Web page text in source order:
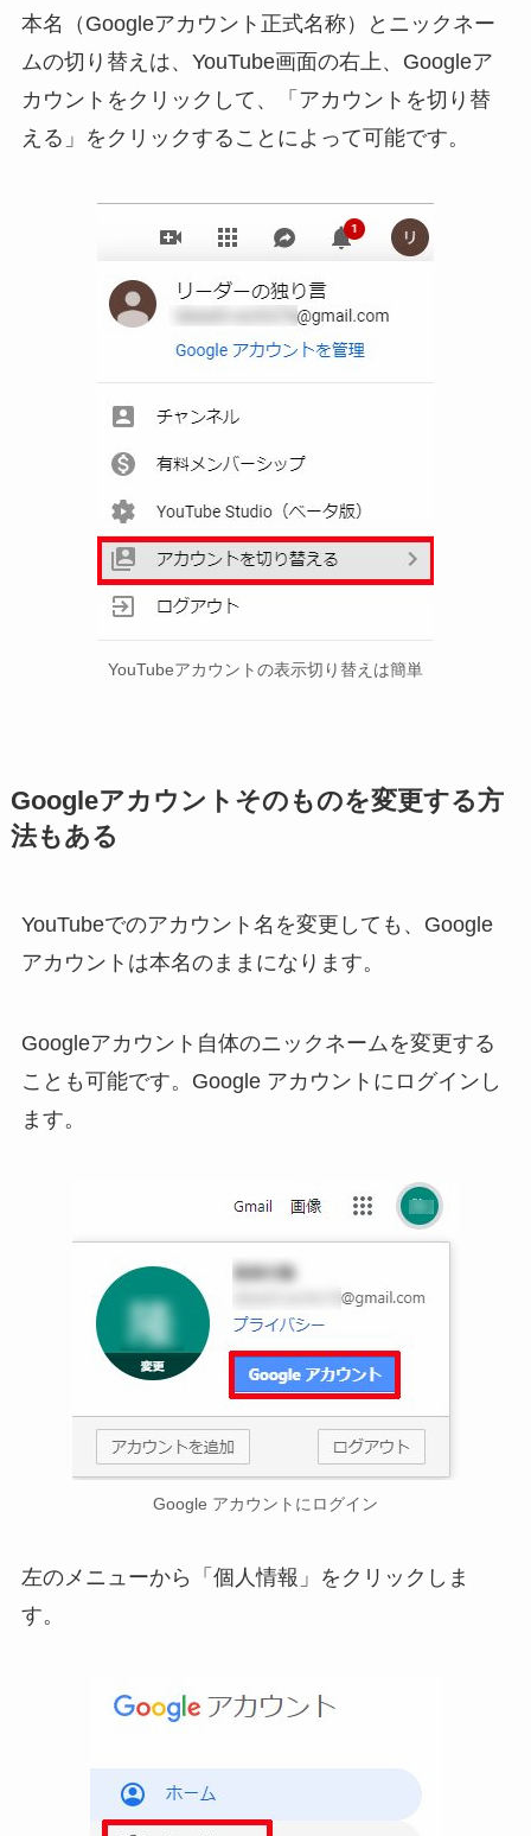
本名（Googleアカウント正式名称）とニックネー
ムの切り替えは、YouTube画面の右上、Googleア
カウントをクリックして、「アカウントを切り替
える」をクリックすることによって可能です。
YouTubeアカウントの表示切り替えは簡単
Googleアカウントそのものを変更する方
法もある
YouTubeでのアカウント名を変更しても、Google
アカウントは本名のままになります。
Googleアカウント自体のニックネームを変更する
ことも可能です。Google アカウントにログインし
ます。
Google アカウントにログイン
左のメニューから「個人情報」をクリックしま
す。